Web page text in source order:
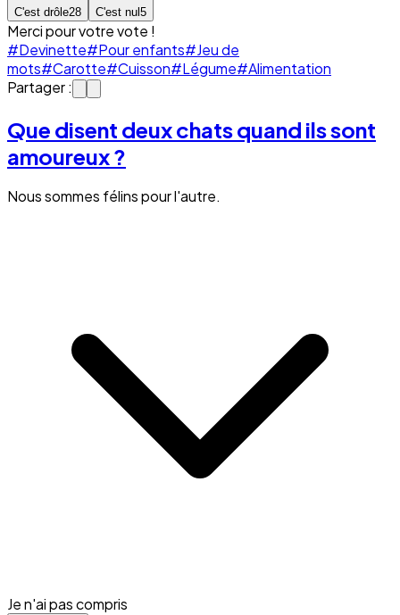
C'est drôle28 C'est nul5
Merci pour votre vote !
#Devinette#Pour enfants#Jeu de
mots#Carotte#Cuisson#Légume#Alimentation
Partager :
Que disent deux chats quand ils sont
amoureux ?
Nous sommes félins pour l'autre.
Je n'ai pas compris